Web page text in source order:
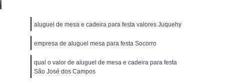
aluguel de mesa e cadeira para festa valores Juquehy
empresa de aluguel mesa para festa Socorro
qual o valor de aluguel de mesa e cadeira para festa
São José dos Campos